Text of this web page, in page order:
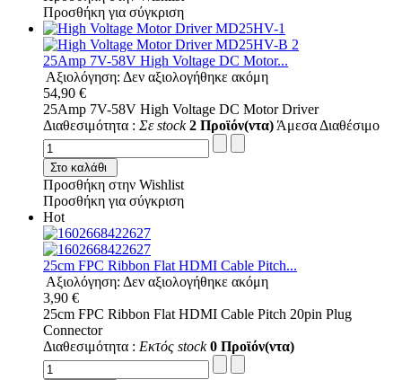
Προσθήκη για σύγκριση
25Amp 7V-58V High Voltage DC Motor...
Αξιολόγηση: Δεν αξιολογήθηκε ακόμη
54,90 €
25Amp 7V-58V High Voltage DC Motor Driver
Διαθεσιμότητα : Σε stock 2 Προϊόν(ντα) Άμεσα Διαθέσιμο
Στο καλάθι
Προσθήκη στην Wishlist
Προσθήκη για σύγκριση
Hot
25cm FPC Ribbon Flat HDMI Cable Pitch...
Αξιολόγηση: Δεν αξιολογήθηκε ακόμη
3,90 €
25cm FPC Ribbon Flat HDMI Cable Pitch 20pin Plug
Connector
Διαθεσιμότητα : Εκτός stock 0 Προϊόν(ντα)